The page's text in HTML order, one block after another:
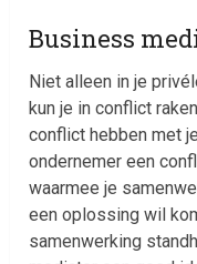
Business
Niet alleen in je
kun je in conflict
conflict hebben met
ondernemer een
waarmee je
een oplossing wil
samenwerking